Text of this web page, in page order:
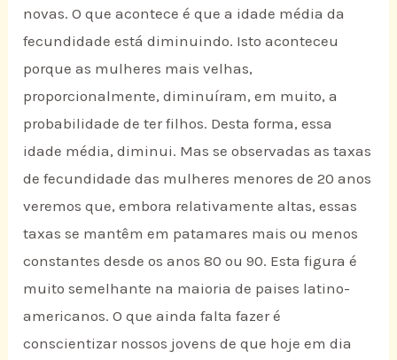
novas. O que acontece é que a idade média da
fecundidade está diminuindo. Isto aconteceu
porque as mulheres mais velhas,
proporcionalmente, diminuíram, em muito, a
probabilidade de ter filhos. Desta forma, essa
idade média, diminui. Mas se observadas as taxas
de fecundidade das mulheres menores de 20 anos
veremos que, embora relativamente altas, essas
taxas se mantêm em patamares mais ou menos
constantes desde os anos 80 ou 90. Esta figura é
muito semelhante na maioria de paises latino-
americanos. O que ainda falta fazer é
conscientizar nossos jovens de que hoje em dia